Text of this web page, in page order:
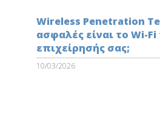
Wireless Penetration
ασφαλές είναι το Wi-Fi
επιχείρησής σας;
10/03/2026